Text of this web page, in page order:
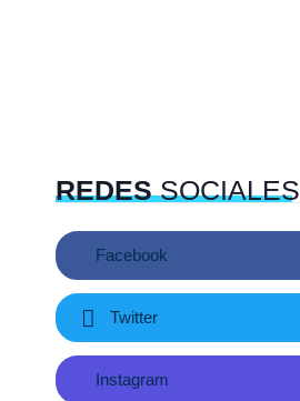
REDESSOCIALES
Facebook
Twitter
Instagram